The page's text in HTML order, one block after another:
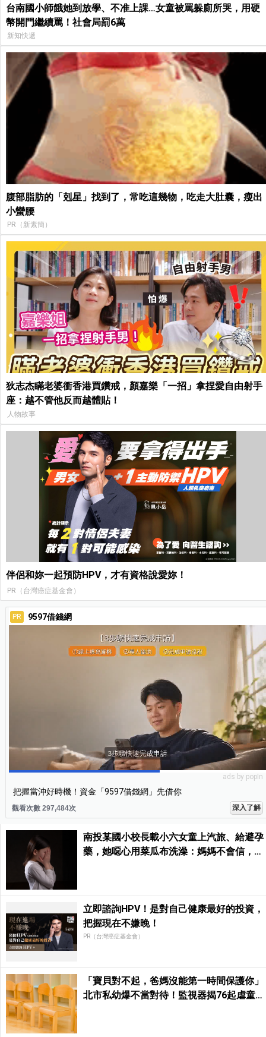
台南國小師餓她到放學、不准上課…女童被罵躲廁所哭，用硬
幣開門繼續罵！社會局罰6萬
新知快遞
腹部脂肪的「剋星」找到了，常吃這幾物，吃走大肚囊，瘦出
小蠻腰
PR（新素簡）
狄志杰瞞老婆衝香港買鑽戒，顏嘉樂「一招」拿捏愛自由射手
座：越不管他反而越體貼！
人物故事
伴侶和妳一起預防HPV，才有資格說愛妳！
PR（台灣癌症基金會）
PR 9597借錢網
ads by popIn
把握當沖好時機！資金「9597借錢網」先借你
觀看次數 297,484次 深入了解
南投某國小校長載小六女童上汽旅、給避孕
藥，她噁心用菜瓜布洗澡：媽媽不會信，老
立即諮詢HPV！是對自己健康最好的投資，
把握現在不嫌晚！
PR（台灣癌症基金會）
「寶貝對不起，爸媽沒能第一時間保護你」
北市私幼爆不當對待！監視器揭76起虐童畫